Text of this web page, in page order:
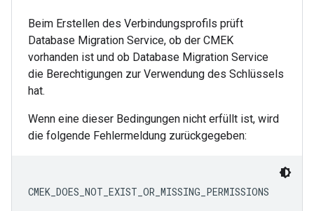
Beim Erstellen des Verbindungsprofils prüft
Database Migration Service, ob der CMEK
vorhanden ist und ob Database Migration Service
die Berechtigungen zur Verwendung des Schlüssels
hat.
Wenn eine dieser Bedingungen nicht erfüllt ist, wird
die folgende Fehlermeldung zurückgegeben:
CMEK_DOES_NOT_EXIST_OR_MISSING_PERMISSIONS